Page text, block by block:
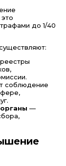
до 1/40
соблюдение
—